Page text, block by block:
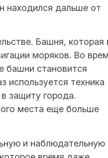
находился дальше от
Башня, которая
моряков. Во
башни становится
используется техника
защиту города.
места еще больше
и наблюдательную